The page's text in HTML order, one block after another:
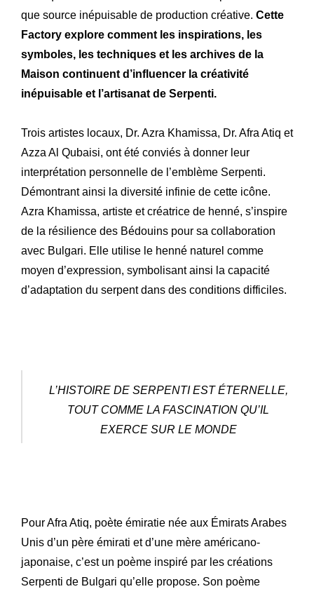
Notre Expertise
Nos Innovations
Notre Atelier
Notre Histoire
Nos Engagements
La Lettre R&M
que source inépuisable de production créative. Cette
Factory explore comment les inspirations, les
symboles, les techniques et les archives de la
Maison continuent d’influencer la créativité
inépuisable et l’artisanat de Serpenti.
Trois artistes locaux, Dr. Azra Khamissa, Dr. Afra Atiq et
Azza Al Qubaisi, ont été conviés à donner leur
interprétation personnelle de l’emblème Serpenti.
Démontrant ainsi la diversité infinie de cette icône.
Azra Khamissa, artiste et créatrice de henné, s’inspire
de la résilience des Bédouins pour sa collaboration
avec Bulgari. Elle utilise le henné naturel comme
moyen d’expression, symbolisant ainsi la capacité
d’adaptation du serpent dans des conditions difficiles.
L’HISTOIRE DE SERPENTI EST ÉTERNELLE,
TOUT COMME LA FASCINATION QU’IL
EXERCE SUR LE MONDE
Pour Afra Atiq, poète émiratie née aux Émirats Arabes
Unis d’un père émirati et d’une mère américano-
japonaise, c’est un poème inspiré par les créations
Serpenti de Bulgari qu’elle propose. Son poème